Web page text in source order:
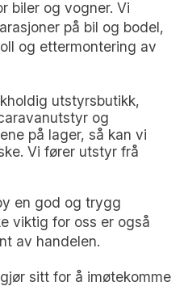
biler og vogner. Vi
på bil og bodel,
og ettermontering av
utstyrsbutikk,
og
på lager, så kan vi
Vi fører utstyr frå
en god og trygg
viktig for oss er også
av handelen.
sitt for å imøtekomme